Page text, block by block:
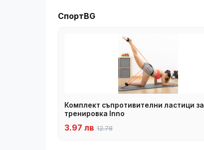
СпортBG
Комплект съпротивителни ластици за
тренировка Inno
3.97 лв 12.78